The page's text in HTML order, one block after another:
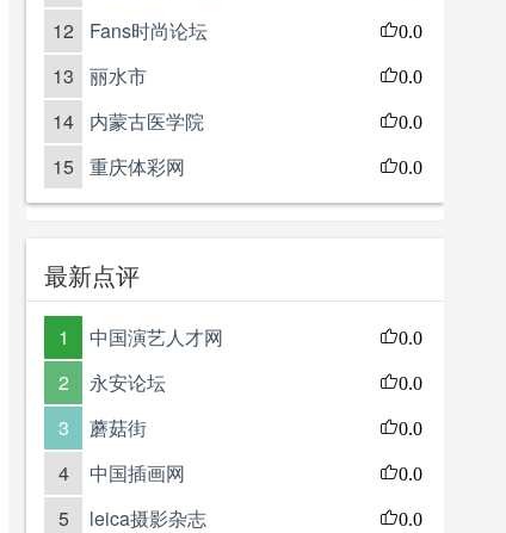
12 Fans时尚论坛 0.0
13 丽水市 0.0
14 内蒙古医学院 0.0
15 重庆体彩网 0.0
最新点评
1 中国演艺人才网 0.0
2 永安论坛 0.0
3 蘑菇街 0.0
4 中国插画网 0.0
5 leica摄影杂志 0.0